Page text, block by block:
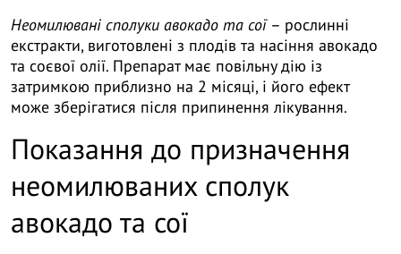
Неомилювані сполуки авокадо та сої– рослинні
екстракти, виготовлені з плодів та насіння авокадо
та соєвої олії. Препарат має повільну дію із
затримкою приблизно на 2 місяці, і його ефект
може зберігатися після припинення лікування.
Показання до призначення
неомилюваних сполук
авокадо та сої